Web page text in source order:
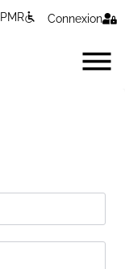
Connexion